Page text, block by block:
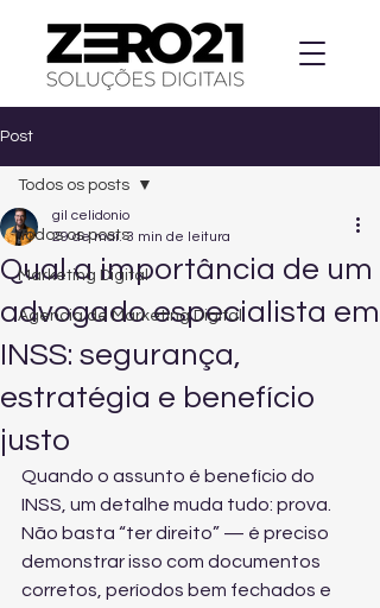
Post
Todos os posts
Marketing Digital
Agencia de Marketing Digital
Todos os posts
Qual a importância de um
advogado especialista em
INSS: segurança,
estratégia e benefício
justo
gil celidonio
29 de mai. 3 min de leitura
Quando o assunto é benefício do
INSS, um detalhe muda tudo: prova.
Não basta “ter direito” — é preciso
demonstrar isso com documentos
corretos, períodos bem fechados e